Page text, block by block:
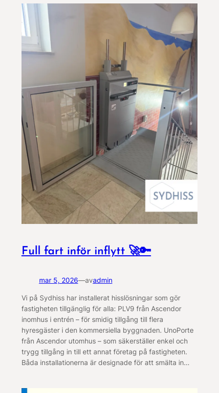
Full fart inför inflytt 🚀🔑
mar 5, 2026—avadmin
Vi på Sydhiss har installerat hisslösningar som gör
fastigheten tillgänglig för alla: PLV9 från Ascendor
inomhus i entrén – för smidig tillgång till flera
hyresgäster i den kommersiella byggnaden. UnoPorte
från Ascendor utomhus – som säkerställer enkel och
trygg tillgång in till ett annat företag på fastigheten.
Båda installationerna är designade för att smälta in…